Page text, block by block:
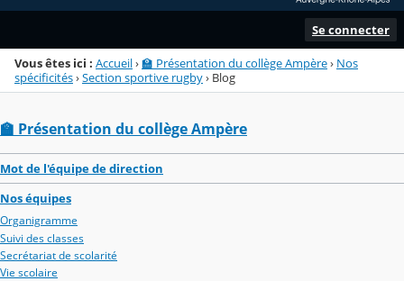
Se connecter
Vous êtes ici : Accueil›🏫 Présentation du collège Ampère› Nos
spécificités›Section sportive rugby› Blog
🏫 Présentation du collège Ampère
Mot de l'équipe de direction
Nos équipes
Organigramme
Suivi des classes
Secrétariat de scolarité
Vie scolaire